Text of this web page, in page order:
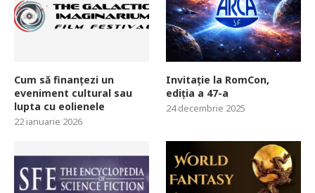
Cum să finanțezi un
eveniment cultural sau
lupta cu eolienele
22 ianuarie 2026
Invitație la RomCon,
ediția a 47-a
24 decembrie 2025